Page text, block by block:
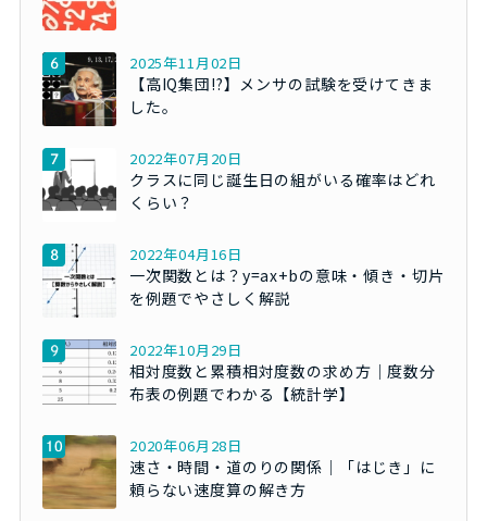
2025年11月02日
【高IQ集団!?】メンサの試験を受けてきま
した。
2022年07月20日
クラスに同じ誕生日の組がいる確率はどれ
くらい？
2022年04月16日
一次関数とは？y=ax+bの意味・傾き・切片
を例題でやさしく解説
2022年10月29日
相対度数と累積相対度数の求め方｜度数分
布表の例題でわかる【統計学】
2020年06月28日
速さ・時間・道のりの関係｜「はじき」に
頼らない速度算の解き方